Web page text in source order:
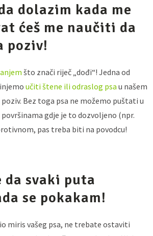
dolazim kada me
ćeš me naučiti da
poziv!
što znači riječ „dođi“! Jedna od
učiti štene ili odraslog psa u našem
Bez toga psa ne možemo puštati u
gdje je to dozvoljeno (npr.
pas treba biti na povodcu!
da svaki puta
se pokakam!
miris vašeg psa, ne trebate ostaviti